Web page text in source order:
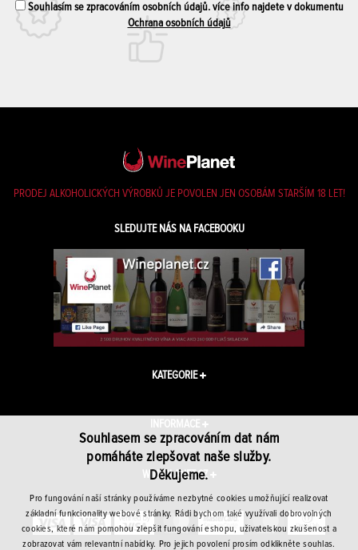
Souhlasím se zpracováním osobních údajů. více info najdete v dokumentu
Ochrana osobních údajů
PRODEJ ALKOHOLICKÝCH VÝROBKŮ JE POVOLEN JEN OSOBÁM STARŠÍM 18 LET!
SLEDUJTE NÁS NA FACEBOOKU
KATEGORIE
INFORMACE
WINEPLANET.CZ
Souhlasem se zpracováním dat nám
pomáháte zlepšovat naše služby.
Děkujeme.
Pro fungování naší stránky používáme nezbytné cookies umožňující realizovat
základní funkcionality webové stránky. Rádi bychom také využívali dobrovolných
cookies, které nám pomohou zlepšit fungování eshopu, uživatelskou zkušenost a
zobrazovat vám relevantní nabídky. Pro jejich povolení prosím odklikněte souhlas.